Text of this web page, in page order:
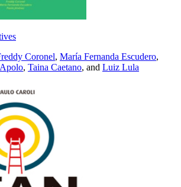
Coronel, María Fernanda Escudero,
, Taina Caetano, and Luiz Lula